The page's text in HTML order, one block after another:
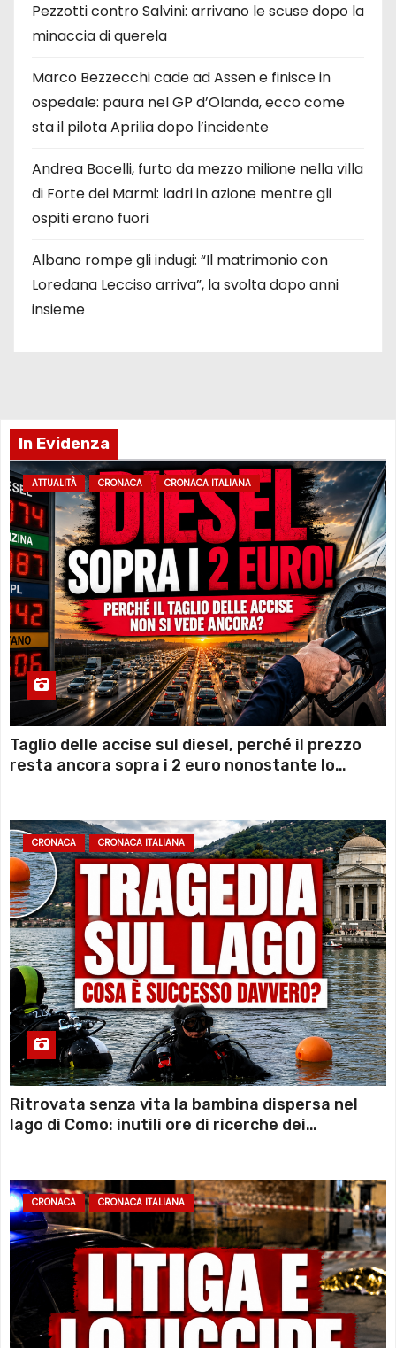
Pezzotti contro Salvini: arrivano le scuse dopo la
minaccia di querela
Marco Bezzecchi cade ad Assen e finisce in
ospedale: paura nel GP d’Olanda, ecco come
sta il pilota Aprilia dopo l’incidente
Andrea Bocelli, furto da mezzo milione nella villa
di Forte dei Marmi: ladri in azione mentre gli
ospiti erano fuori
Albano rompe gli indugi: “Il matrimonio con
Loredana Lecciso arriva”, la svolta dopo anni
insieme
In Evidenza
ATTUALITÀ CRONACA CRONACA ITALIANA
Taglio delle accise sul diesel, perché il prezzo
resta ancora sopra i 2 euro nonostante lo
CRONACA CRONACA ITALIANA
Ritrovata senza vita la bambina dispersa nel
lago di Como: inutili ore di ricerche dei
CRONACA CRONACA ITALIANA